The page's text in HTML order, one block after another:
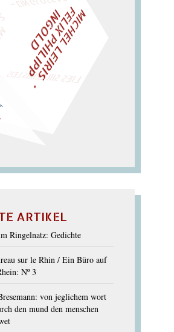
–
M
I
C
H
E
L
L
E
I
R
I
S
・
F
E
L
I
X
P
H
I
L
I
P
P
I
N
G
O
L
D
LIES SIR LEIRIS LEIS
ARTIKEL
Ringelnatz: Gedichte
sur le Rhin / Ein Büro auf
Nº 3
von jeglichem wort
den mund den menschen